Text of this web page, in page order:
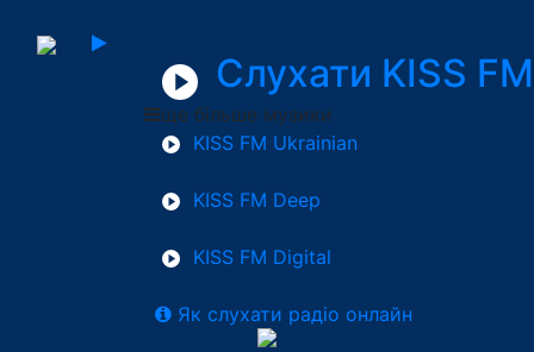
Слухати KISS FM
ще більше музики
KISS FM Ukrainian
KISS FM Deep
KISS FM Digital
Як слухати радіо онлайн